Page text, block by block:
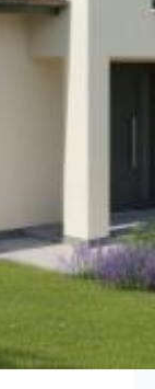
25597€
fotovoltaica